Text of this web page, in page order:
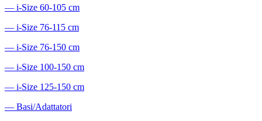
― i-Size 60-105 cm
― i-Size 76-115 cm
― i-Size 76-150 cm
― i-Size 100-150 cm
― i-Size 125-150 cm
― Basi/Adattatori